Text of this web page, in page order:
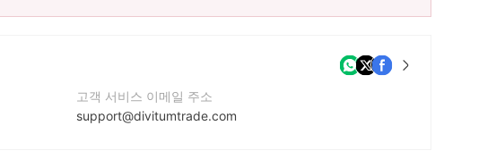
고객 서비스 이메일 주소
support@divitumtrade.com